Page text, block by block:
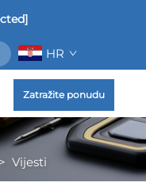
HR
Zatražite ponudu
> Vijesti